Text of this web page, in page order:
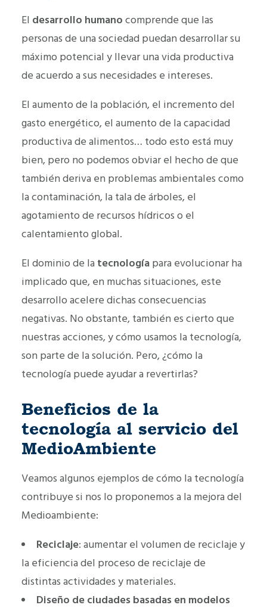
El desarrollo humano comprende que las
personas de una sociedad puedan desarrollar su
máximo potencial y llevar una vida productiva
de acuerdo a sus necesidades e intereses.
El aumento de la población, el incremento del
gasto energético, el aumento de la capacidad
productiva de alimentos… todo esto está muy
bien, pero no podemos obviar el hecho de que
también deriva en problemas ambientales como
la contaminación, la tala de árboles, el
agotamiento de recursos hídricos o el
calentamiento global.
El dominio de la tecnología para evolucionar ha
implicado que, en muchas situaciones, este
desarrollo acelere dichas consecuencias
negativas. No obstante, también es cierto que
nuestras acciones, y cómo usamos la tecnología,
son parte de la solución. Pero, ¿cómo la
tecnología puede ayudar a revertirlas?
Beneficios de la
tecnología al servicio del
MedioAmbiente
Veamos algunos ejemplos de cómo la tecnología
contribuye si nos lo proponemos a la mejora del
Medioambiente:
Reciclaje: aumentar el volumen de reciclaje y
la eficiencia del proceso de reciclaje de
distintas actividades y materiales.
Diseño de ciudades basadas en modelos